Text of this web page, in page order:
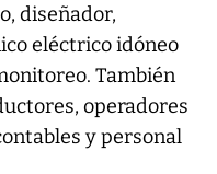
diseñador,
eléctrico idóneo
También
operadores
y personal